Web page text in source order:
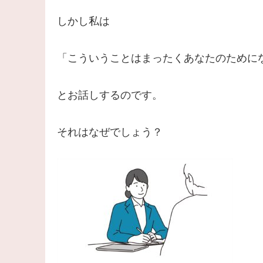
しかし私は
「こういうことはまったくあなたのために
とお話しするのです。
それはなぜでしょう？